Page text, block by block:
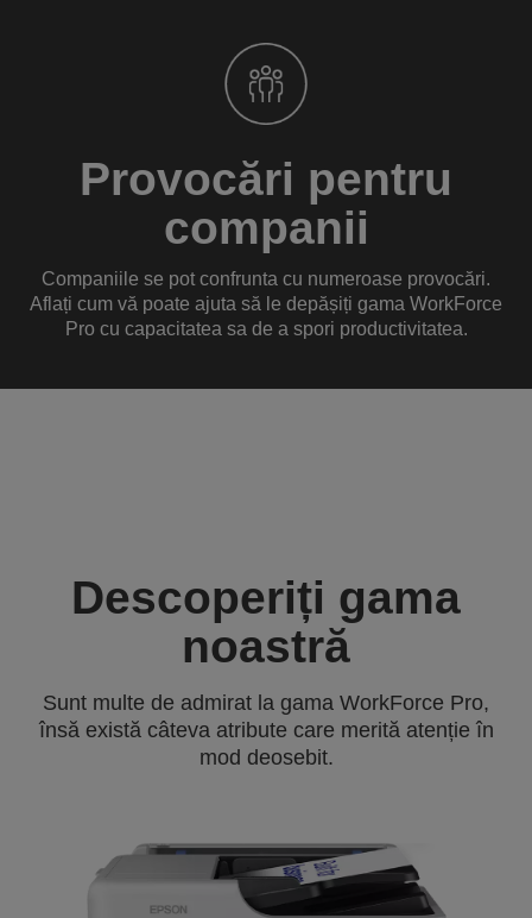
Provocări pentru
companii
Companiile se pot confrunta cu numeroase provocări.
Aflați cum vă poate ajuta să le depășiți gama WorkForce
Pro cu capacitatea sa de a spori productivitatea.
Descoperiți gama
noastră
Sunt multe de admirat la gama WorkForce Pro,
însă există câteva atribute care merită atenție în
mod deosebit.